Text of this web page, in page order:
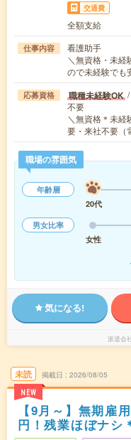
交通費
全額支給
仕事内容
看護助手
＼無資格・未経
ので未経験で
応募資格 職種未経験OK
不要
＼無資格＊未
要・来社不要
職場の雰囲気
年齢層
20代
男女比率
女性
気になる!
派遣会社
未読
NEW
掲載日 2026/08/05
【9月～】無期雇
円！残業ほぼナシ